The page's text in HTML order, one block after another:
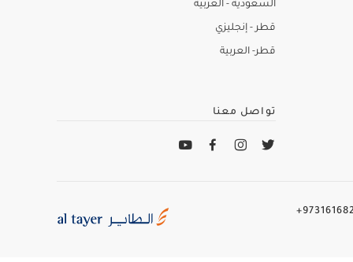
السعودية - العربية
قطر - إنجليزي
قطر- العربية
تواصل معنا